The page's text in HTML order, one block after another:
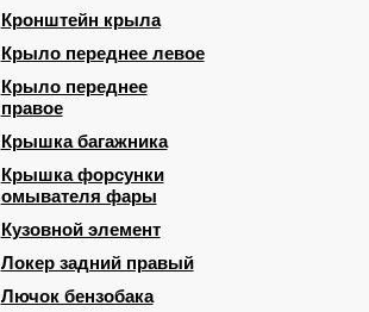
Кронштейн крыла
Крыло переднее левое
Крыло переднее
правое
Крышка багажника
Крышка форсунки
омывателя фары
Кузовной элемент
Локер задний правый
Лючок бензобака